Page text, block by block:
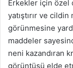
Erkekler için özel
yatıştırır ve cildin
görünmesine
maddeler
neni kazandıran
görüntüsü elde